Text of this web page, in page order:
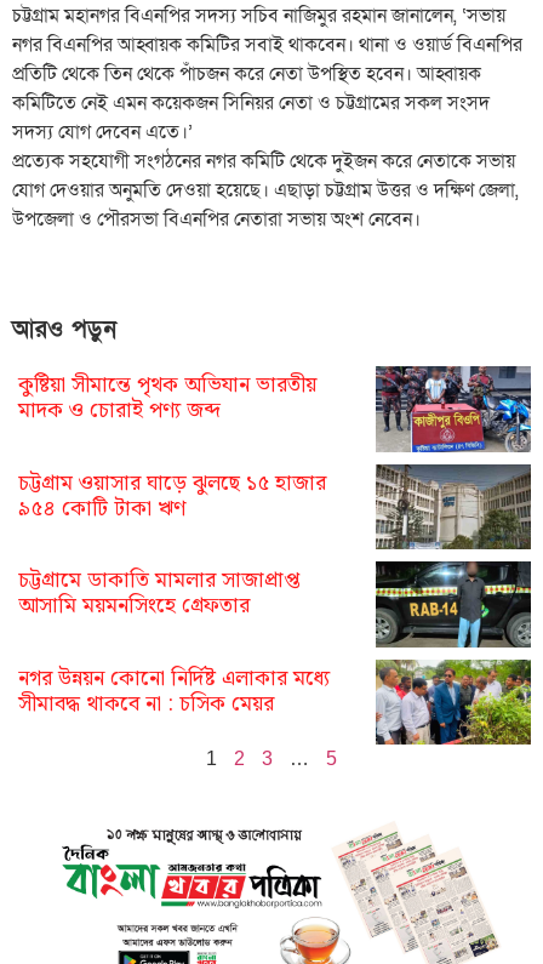
চট্টগ্রাম মহানগর বিএনপির সদস্য সচিব নাজিমুর রহমান জানালেন, ‘সভায়
নগর বিএনপির আহ্বায়ক কমিটির সবাই থাকবেন। থানা ও ওয়ার্ড বিএনপির
প্রতিটি থেকে তিন থেকে পাঁচজন করে নেতা উপস্থিত হবেন। আহ্বায়ক
কমিটিতে নেই এমন কয়েকজন সিনিয়র নেতা ও চট্টগ্রামের সকল সংসদ
সদস্য যোগ দেবেন এতে।’
প্রত্যেক সহযোগী সংগঠনের নগর কমিটি থেকে দুইজন করে নেতাকে সভায়
যোগ দেওয়ার অনুমতি দেওয়া হয়েছে। এছাড়া চট্টগ্রাম উত্তর ও দক্ষিণ জেলা,
উপজেলা ও পৌরসভা বিএনপির নেতারা সভায় অংশ নেবেন।
আরও পড়ুন
কুষ্টিয়া সীমান্তে পৃথক অভিযান ভারতীয়
মাদক ও চোরাই পণ্য জব্দ
চট্টগ্রাম ওয়াসার ঘাড়ে ঝুলছে ১৫ হাজার
৯৫৪ কোটি টাকা ঋণ
চট্টগ্রামে ডাকাতি মামলার সাজাপ্রাপ্ত
আসামি ময়মনসিংহে গ্রেফতার
নগর উন্নয়ন কোনো নির্দিষ্ট এলাকার মধ্যে
সীমাবদ্ধ থাকবে না : চসিক মেয়র
1 2 3 … 5